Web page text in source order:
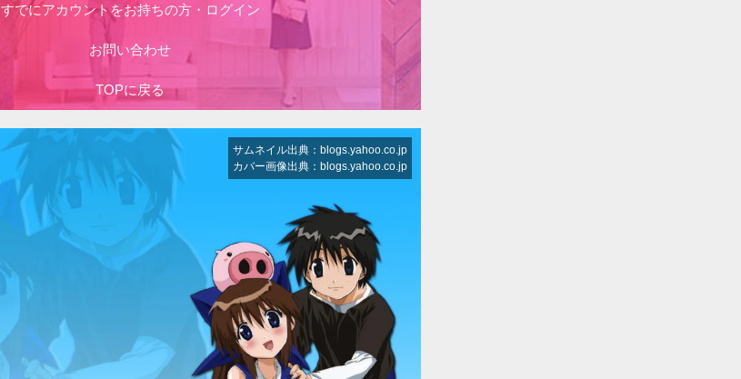
すでにアカウントをお持ちの方・ログイン
お問い合わせ
TOPに戻る
サムネイル出典：blogs.yahoo.co.jp
カバー画像出典：blogs.yahoo.co.jp